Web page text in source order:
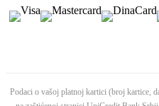
Podaci o vašoj platnoj kartici (broj kartice,